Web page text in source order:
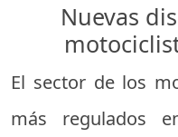
Nuevas
El sector de los
más regulados